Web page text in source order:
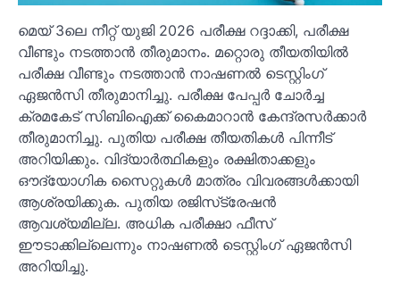
മെയ് 3ലെ നീറ്റ് യുജി 2026 പരീക്ഷ റദ്ദാക്കി, പരീക്ഷ
വീണ്ടും നടത്താൻ തീരുമാനം. മറ്റൊരു തീയതിയിൽ
പരീക്ഷ വീണ്ടും നടത്താൻ നാഷണൽ ടെസ്റ്റിംഗ്
ഏജൻസി തീരുമാനിച്ചു. പരീക്ഷ പേപ്പർ ചോർച്ച
ക്രമകേട് സിബിഐക്ക് കൈമാറാൻ കേന്ദ്രസർക്കാർ
തീരുമാനിച്ചു. പുതിയ പരീക്ഷ തീയതികൾ പിന്നീട്
അറിയിക്കും. വിദ്യാർത്ഥികളും രക്ഷിതാക്കളും
ഔദ്യോഗിക സൈറ്റുകൾ മാത്രം വിവരങ്ങൾക്കായി
ആശ്രയിക്കുക. പുതിയ രജിസ്‌ട്രേഷൻ
ആവശ്യമില്ല. അധിക പരീക്ഷാ ഫീസ്
ഈടാക്കില്ലെന്നും നാഷണൽ ടെസ്റ്റിംഗ് ഏജൻസി
അറിയിച്ചു.